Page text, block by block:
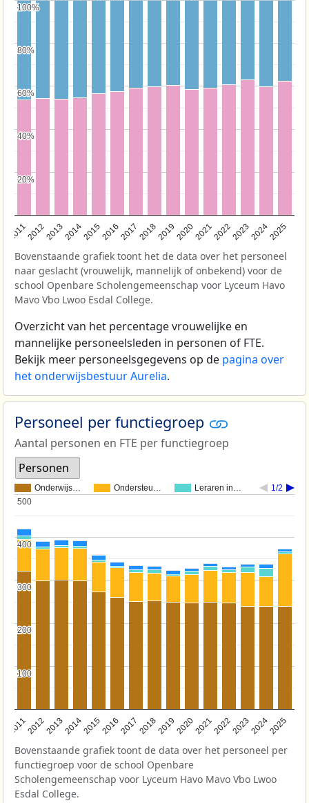
201120122013201420152016201720182019202020212022202320242025
20%
20%
40%
40%
60%
60%
80%
80%
100%
100%
Bovenstaande grafiek toont het de data over het personeel
naar geslacht (vrouwelijk, mannelijk of onbekend) voor de
school Openbare Scholengemeenschap voor Lyceum Havo
Mavo Vbo Lwoo Esdal College.
Overzicht van het percentage vrouwelijke en
mannelijke personeelsleden in personen of FTE.
Bekijk meer personeelsgegevens op de pagina over
het onderwijsbestuur Aurelia.
Personeel per functiegroep
Aantal personen en FTE per functiegroep
Personen
Onderwijs… Ondersteu… Leraren in… 1/2
201120122013201420152016201720182019202020212022202320242025
100
100
200
200
300
300
400
400
500
500
Bovenstaande grafiek toont de data over het personeel per
functiegroep voor de school Openbare
Scholengemeenschap voor Lyceum Havo Mavo Vbo Lwoo
Esdal College.